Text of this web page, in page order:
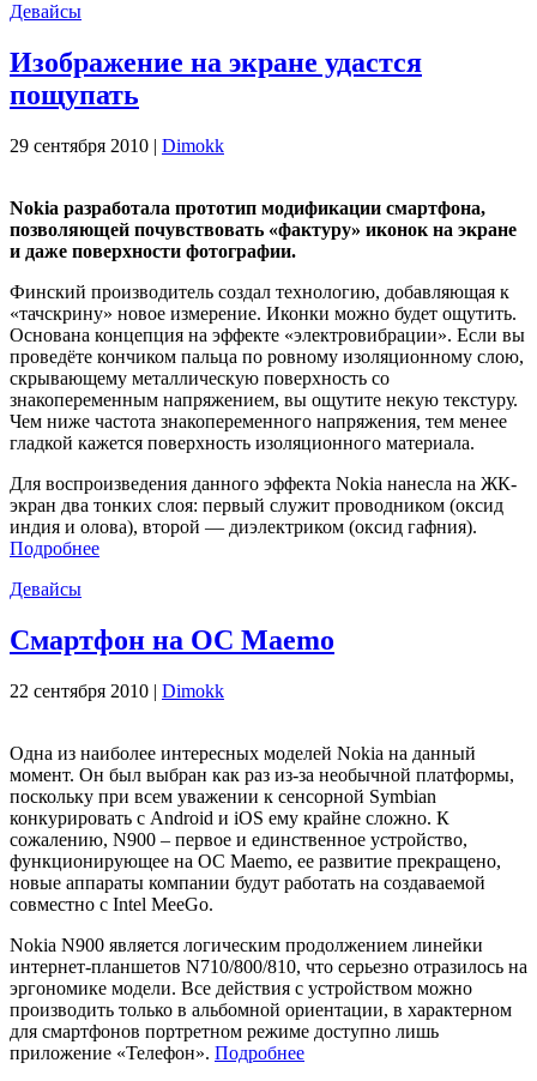
Девайсы
Изображение на экране удастся
пощупать
29 сентября 2010 | Dimokk
Nokia разработала прототип модификации смартфона,
позволяющей почувствовать «фактуру» иконок на экране
и даже поверхности фотографии.
Финский производитель создал технологию, добавляющая к
«тачскрину» новое измерение. Иконки можно будет ощутить.
Основана концепция на эффекте «электровибрации». Если вы
проведёте кончиком пальца по ровному изоляционному слою,
скрывающему металлическую поверхность со
знакопеременным напряжением, вы ощутите некую текстуру.
Чем ниже частота знакопеременного напряжения, тем менее
гладкой кажется поверхность изоляционного материала.
Для воспроизведения данного эффекта Nokia нанесла на ЖК-
экран два тонких слоя: первый служит проводником (оксид
индия и олова), второй — диэлектриком (оксид гафния).
Подробнее
Девайсы
Смартфон на ОС Maemo
22 сентября 2010 | Dimokk
Одна из наиболее интересных моделей Nokia на данный
момент. Он был выбран как раз из-за необычной платфор­мы,
поскольку при всем уважении к сенсор­ной Symbian
конкурировать с Android и iOS ему крайне сложно. К
сожалению, N900 – первое и единственное устройство,
функци­онирующее на ОС Maemo, ее развитие пре­кращено,
новые аппараты компании будут работать на создаваемой
совместно с Intel MeeGo.
Nokia N900 является логическим продол­жением линейки
интернет-планшетов N710/800/810, что серьезно отразилось на
эргономике модели. Все действия с устройс­твом можно
производить только в альбом­ной ориентации, в характерном
для смарт­фонов портретном режиме доступно лишь
приложение «Телефон». Подробнее